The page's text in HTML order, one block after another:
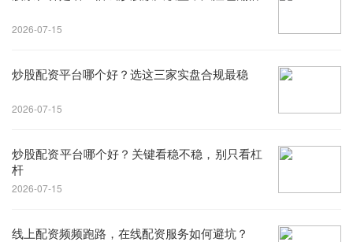
2026-07-15
炒股配资平台哪个好？选这三家实盘合规最稳
2026-07-15
炒股配资平台哪个好？关键看稳不稳，别只看杠
杆
2026-07-15
线上配资频频跑路，在线配资服务如何避坑？